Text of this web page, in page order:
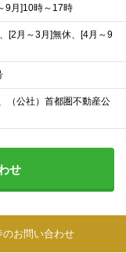
9月]10時～17時
[2月～3月]無休、[4月～9
（公社）首都圏不動産公
せ
のお問い合わせ